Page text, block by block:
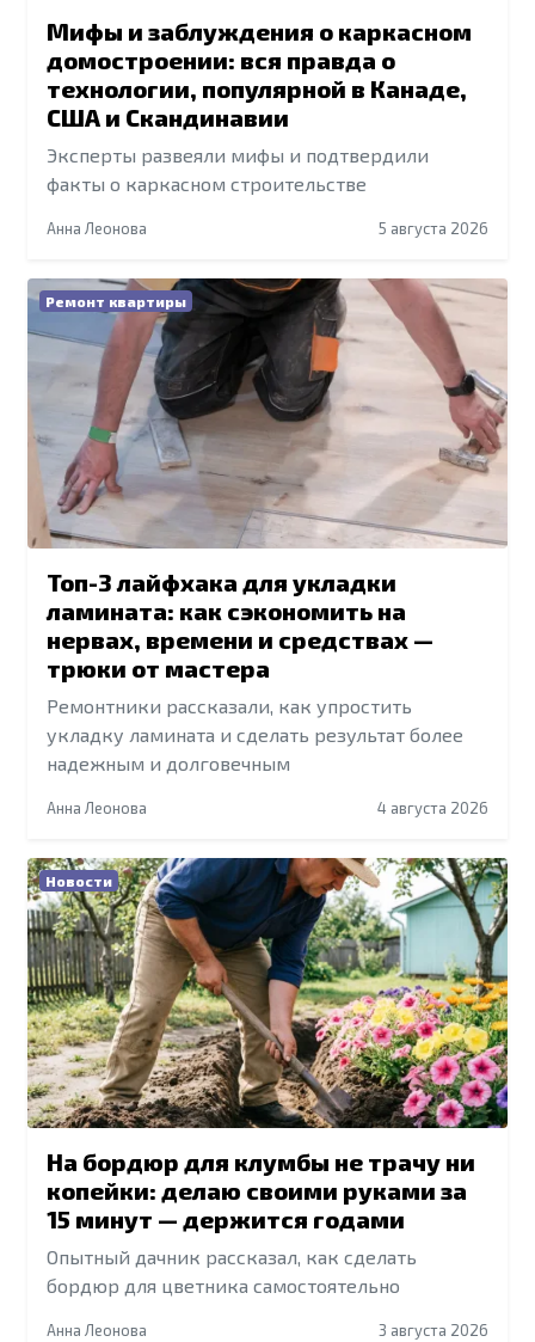
Мифы и заблуждения о каркасном
домостроении: вся правда о
технологии, популярной в Канаде,
США и Скандинавии
Эксперты развеяли мифы и подтвердили
факты о каркасном строительстве
Анна Леонова 5 августа 2026
Ремонт квартиры
Топ-3 лайфхака для укладки
ламината: как сэкономить на
нервах, времени и средствах —
трюки от мастера
Ремонтники рассказали, как упростить
укладку ламината и сделать результат более
надежным и долговечным
Анна Леонова 4 августа 2026
Новости
На бордюр для клумбы не трачу ни
копейки: делаю своими руками за
15 минут — держится годами
Опытный дачник рассказал, как сделать
бордюр для цветника самостоятельно
Анна Леонова 3 августа 2026